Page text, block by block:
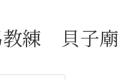
教練 貝子廟